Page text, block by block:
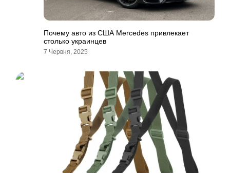
Почему авто из США Mercedes привлекает
столько украинцев
7 Червня, 2025